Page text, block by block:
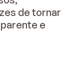
de tornar
e